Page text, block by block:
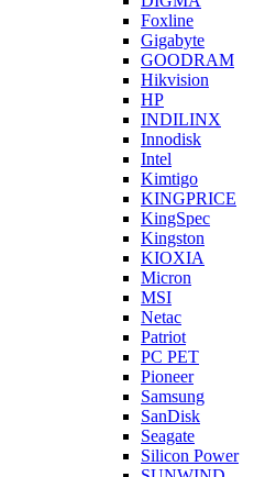
Foxline
Gigabyte
GOODRAM
Hikvision
HP
INDILINX
Innodisk
Intel
Kimtigo
KINGPRICE
KingSpec
Kingston
KIOXIA
Micron
MSI
Netac
Patriot
PC PET
Pioneer
Samsung
SanDisk
Seagate
Silicon Power